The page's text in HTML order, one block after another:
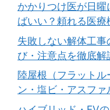
かかりつけ医が日
ばいい？頼れる医療
失敗しない解体工
び・注意点を徹底解
陸屋根（フラット
ン・塩ビ・アスフ